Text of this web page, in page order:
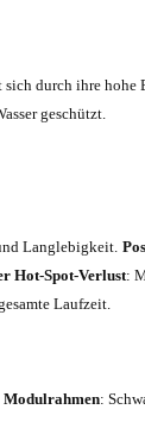
durch ihre
geschützt.
Langlebigkeit.
Hot-Spot-Verlust:
Laufzeit.
Modulrahmen: